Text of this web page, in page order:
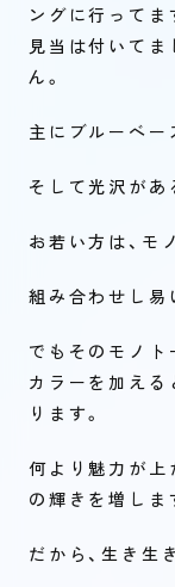
ングに行って
見当は付いて
ん。
主にブルーベー
そして光沢があ
お若い方は、モ
組み合わせし易
でもそのモノ
カラーを加え
ります。
何より魅力が上
の輝きを増しま
だから、生き生